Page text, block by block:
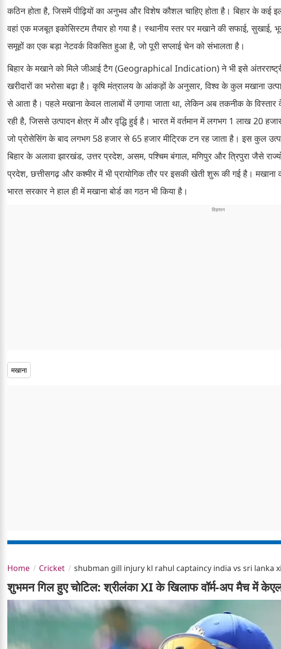
कठिन होता है, जिसमें पीढ़ियों का अनुभव और विशेष कौशल चाहिए होता है। बिहार के कई
वहां एक मजबूत इकोसिस्टम तैयार हो गया है। स्थानीय स्तर पर मखाने की सफाई, सुखाई,
समूहों का एक बड़ा नेटवर्क विकसित हुआ है, जो पूरी सप्लाई चेन को संभालता है।
बिहार के मखाने को मिले जीआई टैग (Geographical Indication) ने भी इसे
खरीदारों का भरोसा बढ़ा है। कृषि मंत्रालय के आंकड़ों के अनुसार, विश्व के कुल मखाना
से आता है। पहले मखाना केवल तालाबों में उगाया जाता था, लेकिन अब तकनीक के
रही है, जिससे उत्पादन क्षेत्र में और वृद्धि हुई है। भारत में वर्तमान में लगभग 1 लाख 20
जो प्रोसेसिंग के बाद लगभग 58 हजार से 65 हजार मीट्रिक टन रह जाता है। इस कुल
बिहार के अलावा झारखंड, उत्तर प्रदेश, असम, पश्चिम बंगाल, मणिपुर और त्रिपुरा जैसे
प्रदेश, छत्तीसगढ़ और कश्मीर में भी प्रायोगिक तौर पर इसकी खेती शुरू की गई है।
भारत सरकार ने हाल ही में मखाना बोर्ड का गठन भी किया है।
मखाना
Home Cricket shubman gill injury kl rahul captaincy india vs sri lanka
शुभमन गिल हुए चोटिल: श्रीलंका XI के खिलाफ वॉर्म-अप मैच में